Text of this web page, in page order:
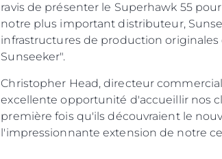
ravis de présenter le Superhawk 55
notre plus important distributeur,
infrastructures de production
Christopher Head, directeur
excellente opportunité d'accueillir nos
première fois qu'ils découvraient le
l'impressionnante extension de